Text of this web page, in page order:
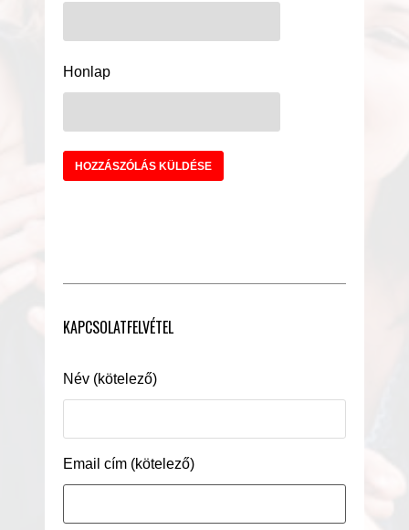
Honlap
KAPCSOLATFELVÉTEL
Név (kötelező)
Email cím (kötelező)